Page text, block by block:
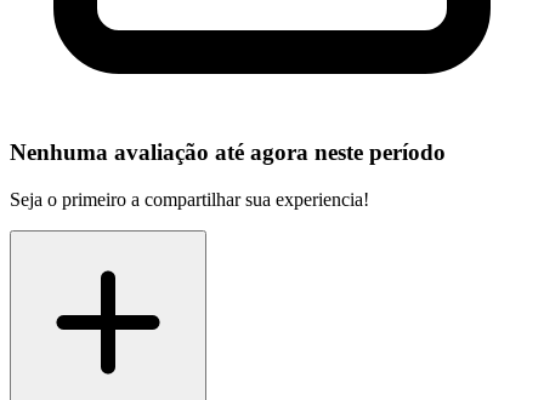
Nenhuma avaliação até agora neste período
Seja o primeiro a compartilhar sua experiencia!